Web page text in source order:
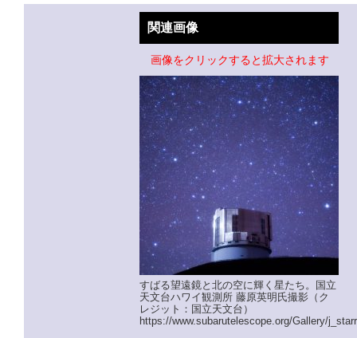
関連画像
画像をクリックすると拡大されます
すばる望遠鏡と北の空に輝く星たち。国立
天文台ハワイ観測所 藤原英明氏撮影（ク
レジット：国立天文台）
https://www.subarutelescope.org/Gallery/